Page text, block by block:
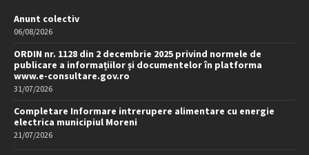
Anunt colectiv
06/08/2026
ORDIN nr. 1128 din 2 decembrie 2025 privind normele de
publicare a informațiilor și documentelor în platforma
www.e-consultare.gov.ro
31/07/2026
Completare Informare intrerupere alimentare cu energie
electrica municipiul Moreni
21/07/2026